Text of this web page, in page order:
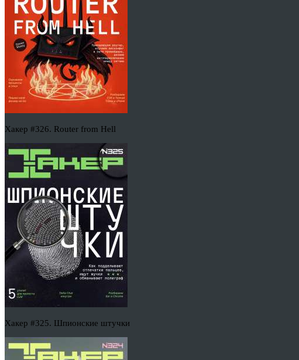
Хакер #326. Router from Hell
Хакер #325. Шпионские штучки